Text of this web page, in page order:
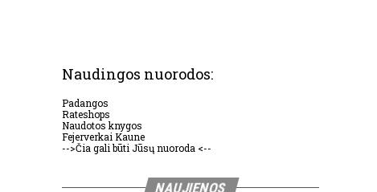
Naudingos nuorodos:
Padangos
Rateshops
Naudotos knygos
Fejerverkai Kaune
-->Čia gali būti Jūsų nuoroda <--
NAUJIENOS